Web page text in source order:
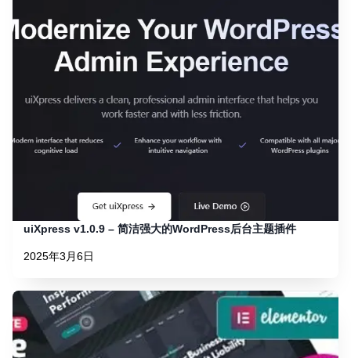
uiXpress v1.0.9 – 简洁强大的WordPress后台主题插件
2025年3月6日